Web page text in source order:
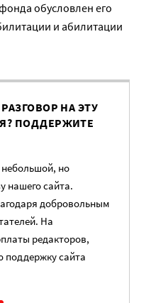
обусловлен его
и абилитации
НА ЭТУ
ПОДДЕРЖИТЕ
но
нашего сайта.
добровольным
На
редакторов,
поддержку сайта